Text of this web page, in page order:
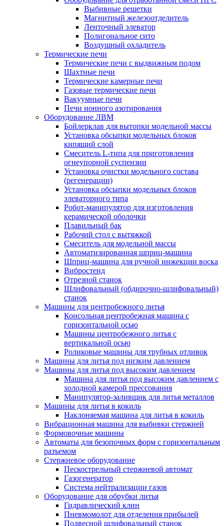
Выбивные решетки
Магнитный железоотделитель
Ленточный элеватор
Полигональное сито
Воздушный охладитель
Термические печи
Термические печи с выдвижным подом
Шахтные печи
Термические камерные печи
Газовые термические печи
Вакуумные печи
Печи ионного азотирования
Оборудование ЛВМ
Бойлерклав для вытопки модельной массы
Установка обсыпки модельных блоков
кипящий слой
Смеситель L-типа для приготовления
огнеупорной суспензии
Установка очистки модельного состава
(регенерации)
Установка обсыпки модельных блоков
элеваторного типа
Робот-манипулятор для изготовления
керамической оболочки
Плавильный бак
Рабочий стол с вытяжкой
Смеситель для модельной массы
Автоматизированная шприц-машина
Шприц-машина для ручной инжекции воска
Вибростенд
Отрезной станок
Шлифовальный (обдирочно-шлифовальный)
станок
Машины для центробежного литья
Консольная центробежная машина с
горизонтальной осью
Машины центробежного литья с
вертикальной осью
Роликовые машины для трубных отливок
Машины для литья под низким давлением
Машины для литья под высоким давлением
Машина для литья под высоким давлением с
холодной камерой прессования
Манипулятор-заливщик для литья металлов
Машины для литья в кокиль
Наклоняемая машина для литья в кокиль
Вибрационная машина для выбивки стержней
Формовочные машины
Автоматы для безопочных форм с горизонтальным
разъемом
Стержневое оборудование
Пескострельный стержневой автомат
Газогенератор
Система нейтрализации газов
Оборудование для обрубки литья
Гидравлический клин
Пневмомолот для отделения прибылей
Подвесной шлифовальный станок